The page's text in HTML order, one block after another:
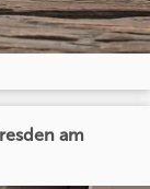
am